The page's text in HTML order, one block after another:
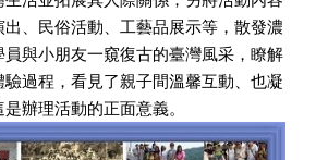
、民俗活動、工藝品展示等，散發濃
員與小朋友一窺復古的臺灣風采，瞭解
過程，看見了親子間溫馨互動、也凝
辦理活動的正面意義。